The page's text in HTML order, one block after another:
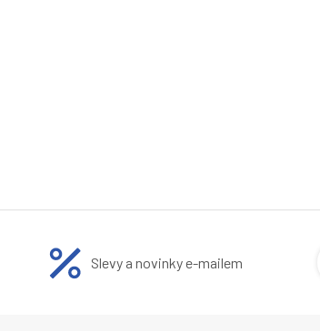
Slevy a novinky e-mailem